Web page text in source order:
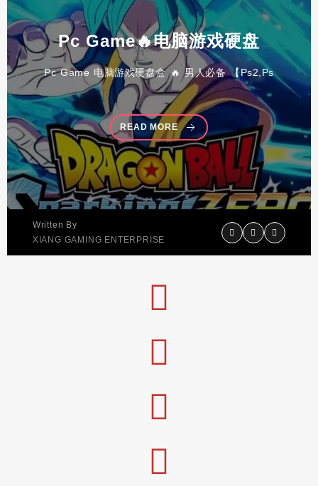
Pc Game🔥电脑游戏硬盘
Pc Game 电脑游戏硬盘盒 🔥 男人必备 【Ps2,Ps
READ MORE
Written By
XIANG GAMING ENTERPRISE